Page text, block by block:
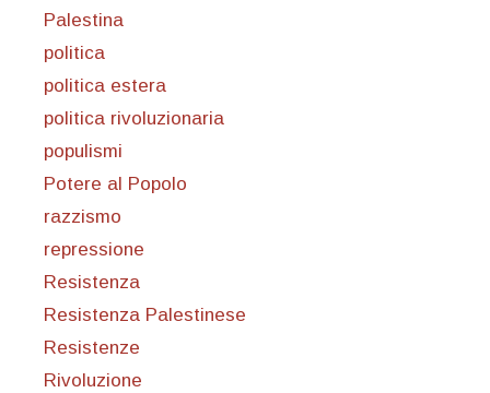
Palestina
politica
politica estera
politica rivoluzionaria
populismi
Potere al Popolo
razzismo
repressione
Resistenza
Resistenza Palestinese
Resistenze
Rivoluzione